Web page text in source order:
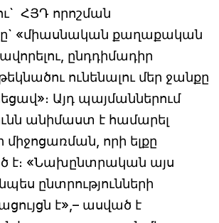
ՀՅԴ որոշման
«միասնական քաղաքական
ընդդիմադիր
ունենալու մեր ջանքը
Այդ պայմաններում
անիմաստ է համարել
միջոցառման, որի ելքը
է։ «Նախընտրական այս
ընտրությունների
է»,– ասված է